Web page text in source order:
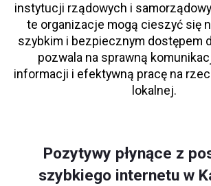
instytucji rządowych i
te organizacje mogą cieszyć się
szybkim i bezpiecznym dostępem
pozwala na sprawną
informacji i efektywną pracę na
lokalnej.
Pozytywy płynące z
szybkiego internetu w